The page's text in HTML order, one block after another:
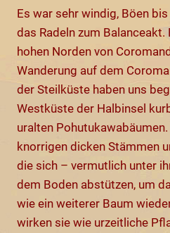
Es war sehr windig, Böen
das Radeln zum Balanceakt.
hohen Norden von
Wanderung auf dem
der Steilküste haben uns
Westküste der Halbinsel
uralten
knorrigen dicken Stämmen
die sich – vermutlich unter
dem Boden abstützen, um
wie ein weiterer Baum
wirken sie wie urzeitliche